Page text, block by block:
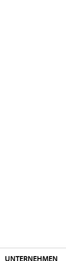
UNTERNEHMEN